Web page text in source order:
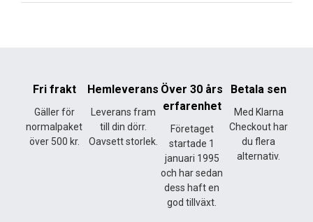
Fri frakt
Gäller för
normalpaket
över 500 kr.
Hemleverans
Leverans fram
till din dörr.
Oavsett storlek.
Över 30 års
erfarenhet
Företaget
startade 1
januari 1995
och har sedan
dess haft en
god tillväxt.
Betala sen
Med Klarna
Checkout har
du flera
alternativ.